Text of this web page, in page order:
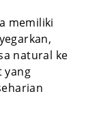
memiliki
natural ke
yang